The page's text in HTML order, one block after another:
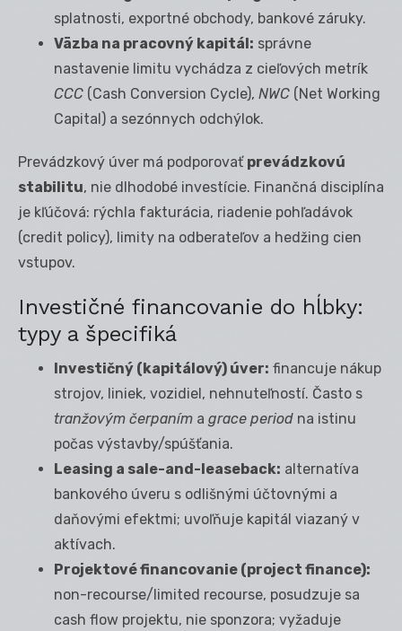
splatnosti, exportné obchody, bankové záruky.
Väzba na pracovný kapitál: správne
nastavenie limitu vychádza z cieľových metrík
CCC (Cash Conversion Cycle), NWC (Net Working
Capital) a sezónnych odchýlok.
Prevádzkový úver má podporovať prevádzkovú
stabilitu, nie dlhodobé investície. Finančná disciplína
je kľúčová: rýchla fakturácia, riadenie pohľadávok
(credit policy), limity na odberateľov a hedžing cien
vstupov.
Investičné financovanie do hĺbky:
typy a špecifiká
Investičný (kapitálový) úver: financuje nákup
strojov, liniek, vozidiel, nehnuteľností. Často s
tranžovým čerpaním a grace period na istinu
počas výstavby/spúšťania.
Leasing a sale-and-leaseback: alternatíva
bankového úveru s odlišnými účtovnými a
daňovými efektmi; uvoľňuje kapitál viazaný v
aktívach.
Projektové financovanie (project finance):
non-recourse/limited recourse, posudzuje sa
cash flow projektu, nie sponzora; vyžaduje